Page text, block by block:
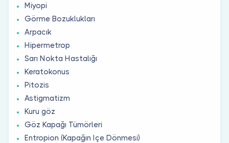
Miyopi
Görme Bozuklukları
Arpacık
Hipermetrop
Sarı Nokta Hastalığı
Keratokonus
Pitozis
Astigmatizm
Kuru göz
Göz Kapağı Tümörleri
Entropion (Kapağın Içe Dönmesi)